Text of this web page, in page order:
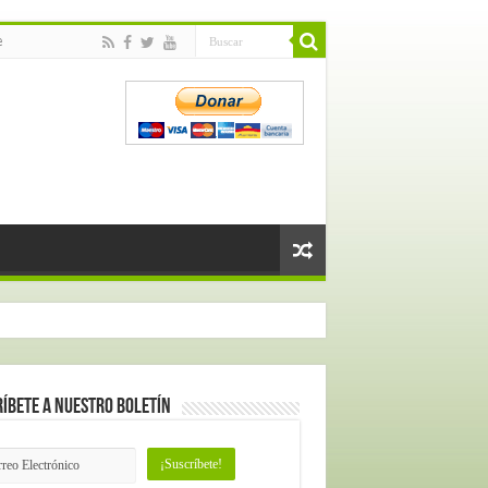
a nuestro Boletín